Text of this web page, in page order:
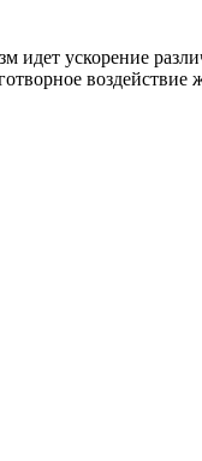
идет ускорение